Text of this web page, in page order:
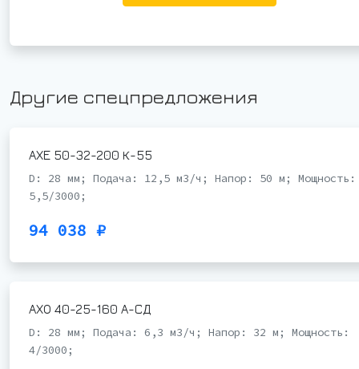
Другие спецпредложения
АХЕ 50-32-200 К-55
D: 28 мм; Подача: 12,5 м3/ч; Напор: 50 м; Мощность:
5,5/3000;
94 038 ₽
АХО 40-25-160 А-СД
D: 28 мм; Подача: 6,3 м3/ч; Напор: 32 м; Мощность:
4/3000;